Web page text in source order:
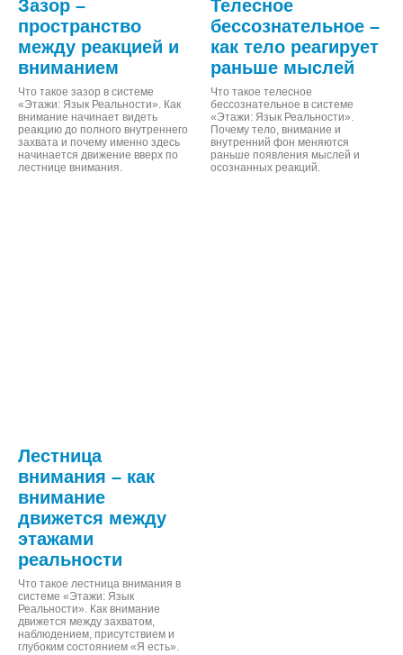
Зазор –
пространство
между реакцией и
вниманием
Что такое зазор в системе
«Этажи: Язык Реальности». Как
внимание начинает видеть
реакцию до полного внутреннего
захвата и почему именно здесь
начинается движение вверх по
лестнице внимания.
Телесное
бессознательное –
как тело реагирует
раньше мыслей
Что такое телесное
бессознательное в системе
«Этажи: Язык Реальности».
Почему тело, внимание и
внутренний фон меняются
раньше появления мыслей и
осознанных реакций.
Лестница
внимания – как
внимание
движется между
этажами
реальности
Что такое лестница внимания в
системе «Этажи: Язык
Реальности». Как внимание
движется между захватом,
наблюдением, присутствием и
глубоким состоянием «Я есть».